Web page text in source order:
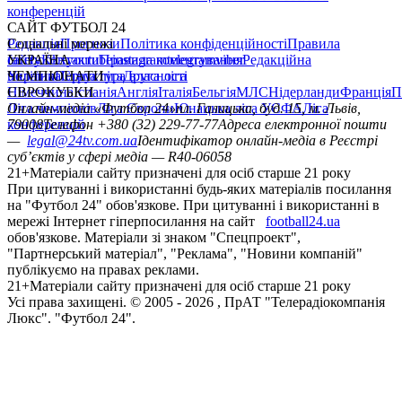
конференцій
САЙТ ФУТБОЛ 24
РедакціяПрогнозиПолітика конфіденційностіПравила
сайтуКонтактиПравила коментуванняРедакційна
політикаСтруктура власності
Соціальні мережі
facebookxyoutubeinstagramtelegramviber
УКРАЇНА
УкраїнаПерша лігаДруга ліга
ЧЕМПІОНАТИ
НімеччинаІспаніяАнгліяІталіяБельгіяМЛСНідерландиФранція
ЄВРОКУБКИ
Ліга чемпіонівЛіга ЄвропиЮнацька ліга УЄФАЛіга
конференцій
Онлайн-медіа «Футбол 24»пл. Галицька, буд. 15, м. Львів,
79008Телефон +380 (32) 229-77-77Адреса електронної пошти
— legal@24tv.com.uaІдентифікатор онлайн-медіа в Реєстрі
суб’єктів у сфері медіа — R40-06058
21+Матеріали сайту призначені для осіб старше 21 року
При цитуванні і використанні будь-яких матеріалів посилання
на "Футбол 24" обов'язкове. При цитуванні і використанні в
мережі Інтернет гіперпосилання на сайт
football24.ua
обов'язкове. Матеріали зі знаком "Спецпроект",
"Партнерський матеріал", "Реклама", "Новини компаній"
публікуємо на правах реклами.
21+Матеріали сайту призначені для осіб старше 21 року
Усi права захищенi. © 2005 - 2026 , ПрАТ "Телерадіокомпанія
Люкс". "Футбол 24".